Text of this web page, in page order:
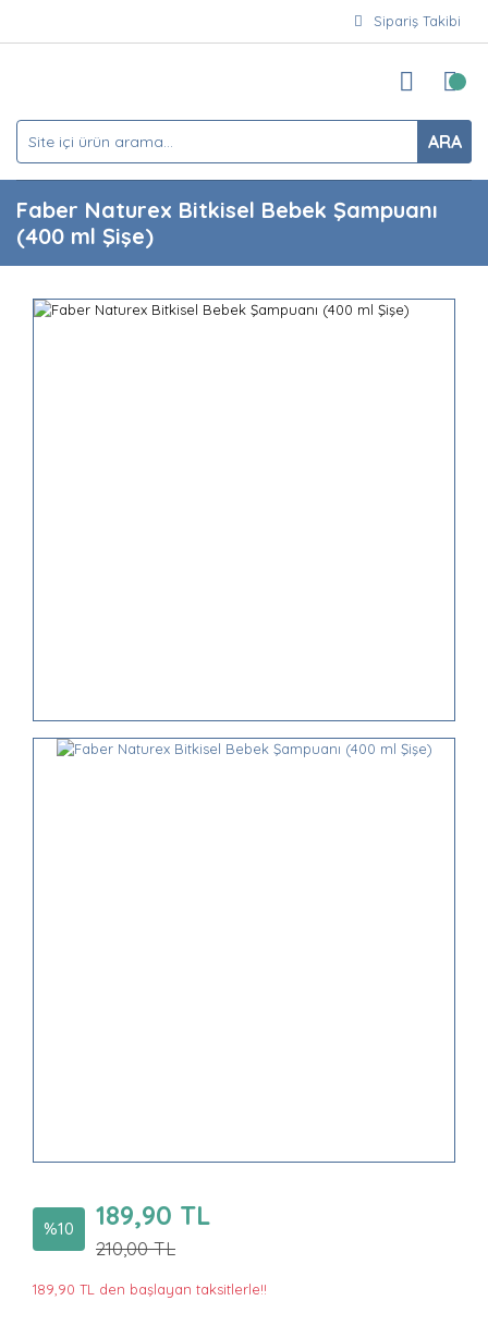
Sipariş Takibi
ARA
Faber Naturex Bitkisel Bebek Şampuanı
(400 ml Şişe)
%10 189,90 TL
210,00 TL
189,90 TL den başlayan taksitlerle!!